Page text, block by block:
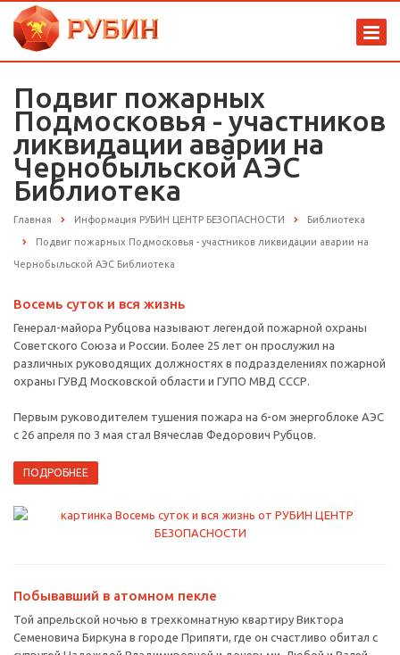
Подвиг пожарных
Подмосковья - участников
ликвидации аварии на
Чернобыльской АЭС
Библиотека
Главная Информация РУБИН ЦЕНТР БЕЗОПАСНОСТИ Библиотека
Подвиг пожарных Подмосковья - участников ликвидации аварии на
Чернобыльской АЭС Библиотека
Восемь суток и вся жизнь
Генерал-майора Рубцова называют легендой пожарной охраны
Советского Союза и России. Более 25 лет он прослужил на
различных руководящих должностях в подразделениях пожарной
охраны ГУВД Московской области и ГУПО МВД СССР.
Первым руководителем тушения пожара на 6-ом энергоблоке АЭС
с 26 апреля по 3 мая стал Вячеслав Федорович Рубцов.
ПОДРОБНЕЕ
Побывавший в атомном пекле
Той апрельской ночью в трехкомнатную квартиру Виктора
Семеновича Биркуна в городе Припяти, где он счастливо обитал с